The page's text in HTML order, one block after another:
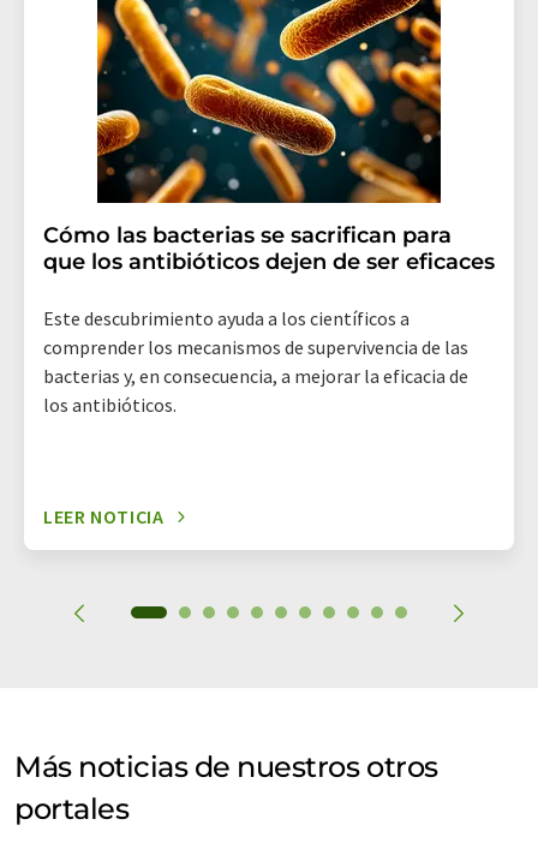
(Alemania) o por correo electrónico a
revoke@lumitos.com . Además, en cada correo
electrónico se incluye un enlace para anular la
suscripción al boletín informativo correspondiente.
Cómo las bacterias se sacrifican para
que los antibióticos dejen de ser eficaces
Este descubrimiento ayuda a los científicos a
comprender los mecanismos de supervivencia de las
bacterias y, en consecuencia, a mejorar la eficacia de
los antibióticos.
LEER NOTICIA
Más noticias de nuestros otros
portales